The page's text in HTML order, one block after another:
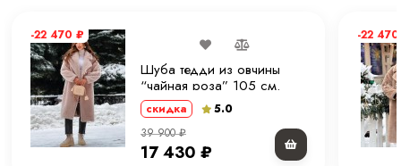
-22 470 ₽
Шуба тедди из овчины
“чайная роза” 105 см.
скидка
5.0
39 900₽
17 430 ₽
-22